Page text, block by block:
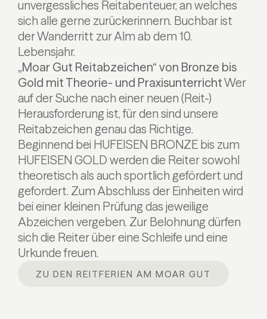
unvergessliches Reitabenteuer, an welches
sich alle gerne zurückerinnern. Buchbar ist
der Wanderritt zur Alm ab dem 10.
Lebensjahr.
„Moar Gut Reitabzeichen“ von Bronze bis
Gold mit Theorie- und PraxisunterrichtWer
auf der Suche nach einer neuen (Reit-)
Herausforderung ist, für den sind unsere
Reitabzeichen genau das Richtige.
Beginnend bei HUFEISEN BRONZE bis zum
HUFEISEN GOLD werden die Reiter sowohl
theoretisch als auch sportlich gefördert und
gefordert. Zum Abschluss der Einheiten wird
bei einer kleinen Prüfung das jeweilige
Abzeichen vergeben. Zur Belohnung dürfen
sich die Reiter über eine Schleife und eine
Urkunde freuen.
ZU DEN REITFERIEN AM MOAR GUT